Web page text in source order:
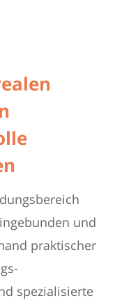
und
praktischer
spezialisierte